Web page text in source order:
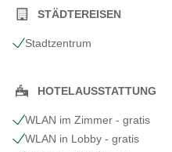
STÄDTEREISEN
Stadtzentrum
HOTELAUSSTATTUNG
WLAN im Zimmer - gratis
WLAN in Lobby - gratis